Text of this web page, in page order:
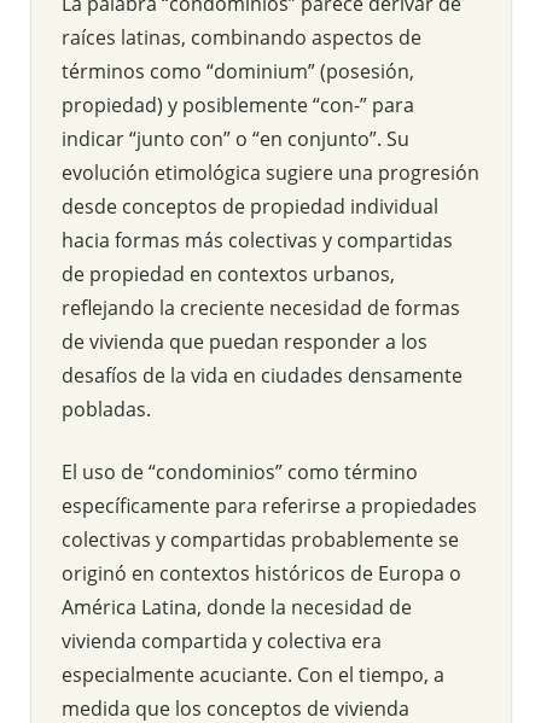
raíces latinas, combinando aspectos de
términos como “dominium” (posesión,
propiedad) y posiblemente “con-” para
indicar “junto con” o “en conjunto”. Su
evolución etimológica sugiere una progresión
desde conceptos de propiedad individual
hacia formas más colectivas y compartidas
de propiedad en contextos urbanos,
reflejando la creciente necesidad de formas
de vivienda que puedan responder a los
desafíos de la vida en ciudades densamente
pobladas.
El uso de “condominios” como término
específicamente para referirse a propiedades
colectivas y compartidas probablemente se
originó en contextos históricos de Europa o
América Latina, donde la necesidad de
vivienda compartida y colectiva era
especialmente acuciante. Con el tiempo, a
medida que los conceptos de vivienda